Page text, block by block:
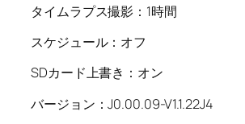
タイムラプス撮影：1時間
スケジュール：オフ
SDカード上書き：オン
バージョン：J0.00.09-V1.1.22J4